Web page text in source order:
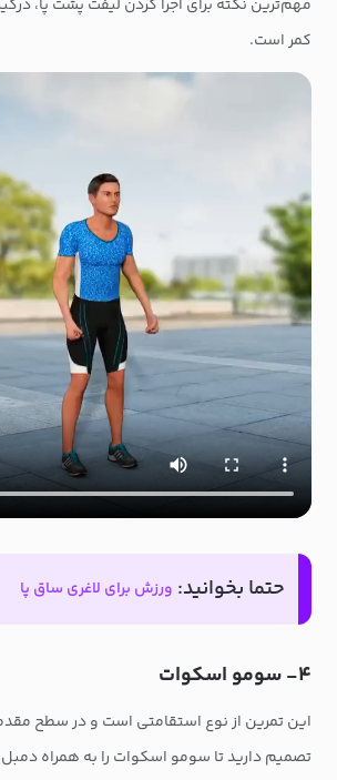
مهم‌ترین نکته برای اجرا کردن لیفت پشت پا،
کمر است.
حتما بخوانید: ورزش برای لاغری ساق پا
۴- سومو اسکوات
این تمرین از نوع استقامتی است و در سطح
تصمیم دارید تا سومو اسکوات را به همراه دمبل